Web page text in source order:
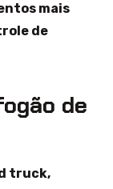
mais
de
de
truck,